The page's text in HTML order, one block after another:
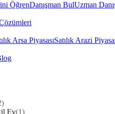
ÖğrenDanışman BulUzman
Arsa PiyasasıSatılık Arazi
Ev(1)